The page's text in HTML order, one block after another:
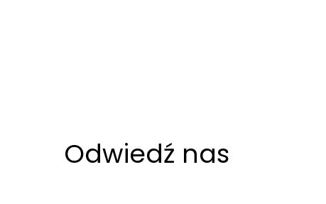
Odwiedź nas
zainteresowania i
zachowania